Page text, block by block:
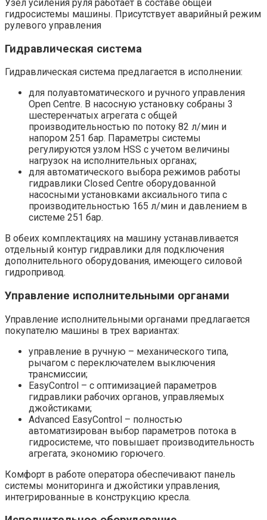
Узел усиления руля работает в составе общей
гидросистемы машины. Присутствует аварийный режим
рулевого управления
Гидравлическая система
Гидравлическая система предлагается в исполнении:
для полуавтоматического и ручного управления
Open Centre. В насосную установку собраны 3
шестеренчатых агрегата с общей
производительностью по потоку 82 л/мин и
напором 251 бар. Параметры системы
регулируются узлом HSS с учетом величины
нагрузок на исполнительных органах;
для автоматического выбора режимов работы
гидравлики Closed Centre оборудованной
насосными установками аксиального типа с
производительностью 165 л/мин и давлением в
системе 251 бар.
В обеих комплектациях на машину устанавливается
отдельный контур гидравлики для подключения
дополнительного оборудования, имеющего силовой
гидропривод.
Управление исполнительными органами
Управление исполнительными органами предлагается
покупателю машины в трех вариантах:
управление в ручную – механического типа,
рычагом с переключателем выключения
трансмиссии;
EasyControl – с оптимизацией параметров
гидравлики рабочих органов, управляемых
джойстиками;
Advanced EasyControl – полностью
автоматизирован выбор параметров потока в
гидросистеме, что повышает производительность
агрегата, экономию горючего.
Комфорт в работе оператора обеспечивают панель
системы мониторинга и джойстики управления,
интегрированные в конструкцию кресла.